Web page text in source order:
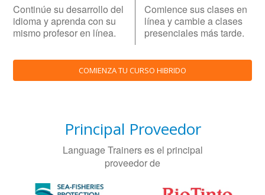
Continúe su desarrollo del
idioma y aprenda con su
mismo profesor en línea.
Comience sus clases en
línea y cambie a clases
presenciales más tarde.
COMIENZA TU CURSO HIBRIDO
Principal Proveedor
Language Trainers es el principal
proveedor de